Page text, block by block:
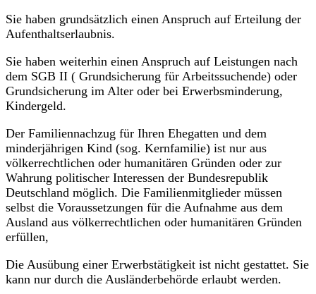
Sie haben grundsätzlich einen Anspruch auf Erteilung der
Aufenthaltserlaubnis.
Sie haben weiterhin einen Anspruch auf Leistungen nach
dem SGB II ( Grundsicherung für Arbeitssuchende) oder
Grundsicherung im Alter oder bei Erwerbsminderung,
Kindergeld.
Der Familiennachzug für Ihren Ehegatten und dem
minderjährigen Kind (sog. Kernfamilie) ist nur aus
völkerrechtlichen oder humanitären Gründen oder zur
Wahrung politischer Interessen der Bundesrepublik
Deutschland möglich. Die Familienmitglieder müssen
selbst die Voraussetzungen für die Aufnahme aus dem
Ausland aus völkerrechtlichen oder humanitären Gründen
erfüllen,
Die Ausübung einer Erwerbstätigkeit ist nicht gestattet. Sie
kann nur durch die Ausländerbehörde erlaubt werden.